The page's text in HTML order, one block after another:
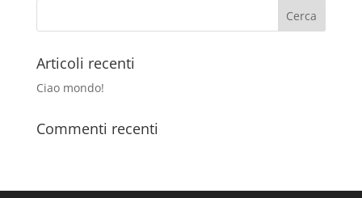
Articoli recenti
Ciao mondo!
Commenti recenti